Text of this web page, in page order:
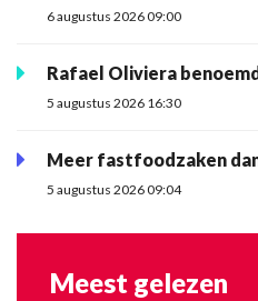
6 augustus 2026 09:00
Rafael Oliviera
5 augustus 2026 16:30
Meer fastfoodzaken
5 augustus 2026 09:04
Meest gelezen